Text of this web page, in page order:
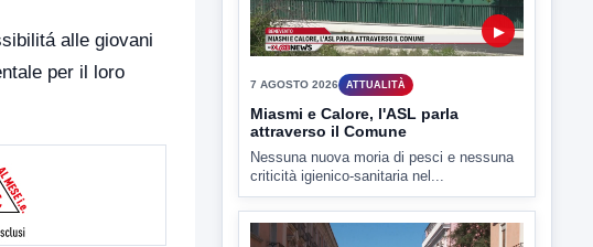
alle giovani
per il loro
▶
7 AGOSTO 2026 ATTUALITÀ
Miasmi e Calore, l'ASL parla
attraverso il Comune
Nessuna nuova moria di pesci e nessuna
criticità igienico-sanitaria nel...